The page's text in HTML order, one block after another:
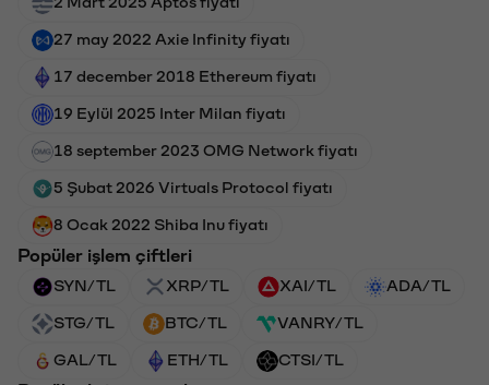
27 may 2022 Axie Infinity fiyatı
17 december 2018 Ethereum fiyatı
19 Eylül 2025 Inter Milan fiyatı
18 september 2023 OMG Network fiyatı
5 Şubat 2026 Virtuals Protocol fiyatı
8 Ocak 2022 Shiba Inu fiyatı
Popüler işlem çiftleri
SYN/TL XRP/TL XAI/TL ADA/TL
STG/TL BTC/TL VANRY/TL
GAL/TL ETH/TL CTSI/TL